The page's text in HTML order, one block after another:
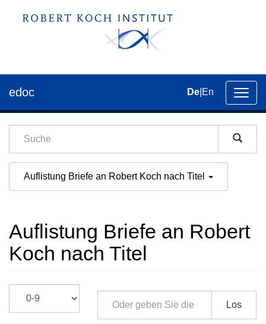
der
edoc De En
Auflistung Briefe an Robert Koch nach Titel
Auflistung Briefe an Robert
Koch nach Titel
Los